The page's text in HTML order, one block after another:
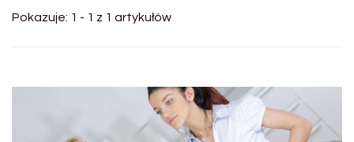
Pokazuje: 1 - 1 z 1 artykułów